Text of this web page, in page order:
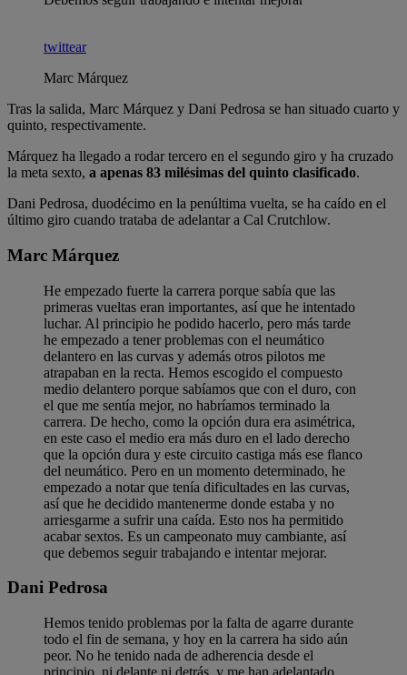
twittear
Marc Márquez
Tras la salida, Marc Márquez y Dani Pedrosa se han situado cuarto y
quinto, respectivamente.
Márquez ha llegado a rodar tercero en el segundo giro y ha cruzado
la meta sexto, a apenas 83 milésimas del quinto clasificado.
Dani Pedrosa, duodécimo en la penúltima vuelta, se ha caído en el
último giro cuando trataba de adelantar a Cal Crutchlow.
Marc Márquez
He empezado fuerte la carrera porque sabía que las
primeras vueltas eran importantes, así que he intentado
luchar. Al principio he podido hacerlo, pero más tarde
he empezado a tener problemas con el neumático
delantero en las curvas y además otros pilotos me
atrapaban en la recta. Hemos escogido el compuesto
medio delantero porque sabíamos que con el duro, con
el que me sentía mejor, no habríamos terminado la
carrera. De hecho, como la opción dura era asimétrica,
en este caso el medio era más duro en el lado derecho
que la opción dura y este circuito castiga más ese flanco
del neumático. Pero en un momento determinado, he
empezado a notar que tenía dificultades en las curvas,
así que he decidido mantenerme donde estaba y no
arriesgarme a sufrir una caída. Esto nos ha permitido
acabar sextos. Es un campeonato muy cambiante, así
que debemos seguir trabajando e intentar mejorar.
Dani Pedrosa
Hemos tenido problemas por la falta de agarre durante
todo el fin de semana, y hoy en la carrera ha sido aún
peor. No he tenido nada de adherencia desde el
principio, ni delante ni detrás, y me han adelantado